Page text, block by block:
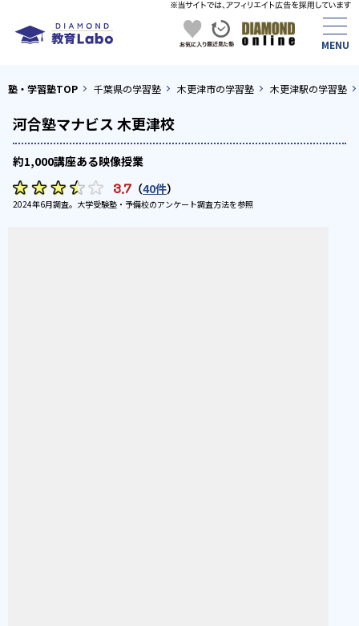
塾・学習塾TOP 千葉県の学習塾 木更津市の学習塾 木更津駅の学習塾
河合塾マナビス 木更津校
約1,000講座ある映像授業
3.7 （40件）
2024年6月調査。 大学受験塾・予備校のアンケート調査方法を参照